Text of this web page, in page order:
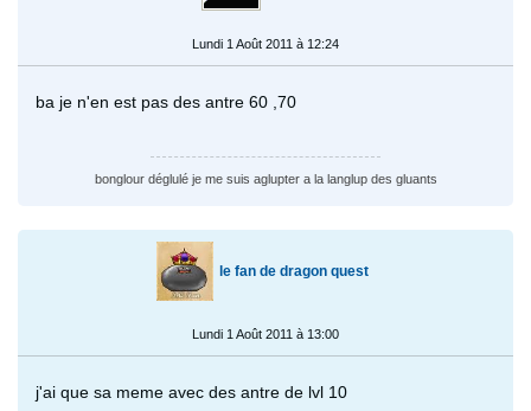
Lundi 1 Août 2011 à 12:24
ba je n'en est pas des antre 60 ,70
bonglour déglulé je me suis aglupter a la langlup des gluants
le fan de dragon quest
Lundi 1 Août 2011 à 13:00
j'ai que sa meme avec des antre de lvl 10